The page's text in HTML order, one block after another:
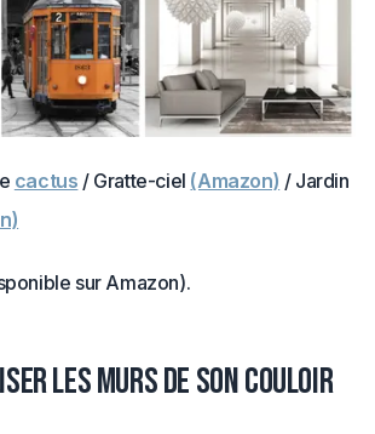
cactus / Gratte-ciel (Amazon) / Jardin
sur Amazon).
les murs de son couloir